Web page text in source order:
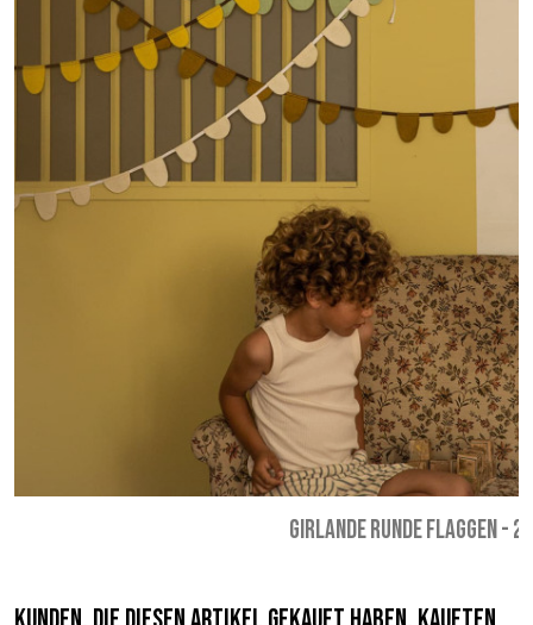
GIRLANDE RUNDE FLAGGEN-